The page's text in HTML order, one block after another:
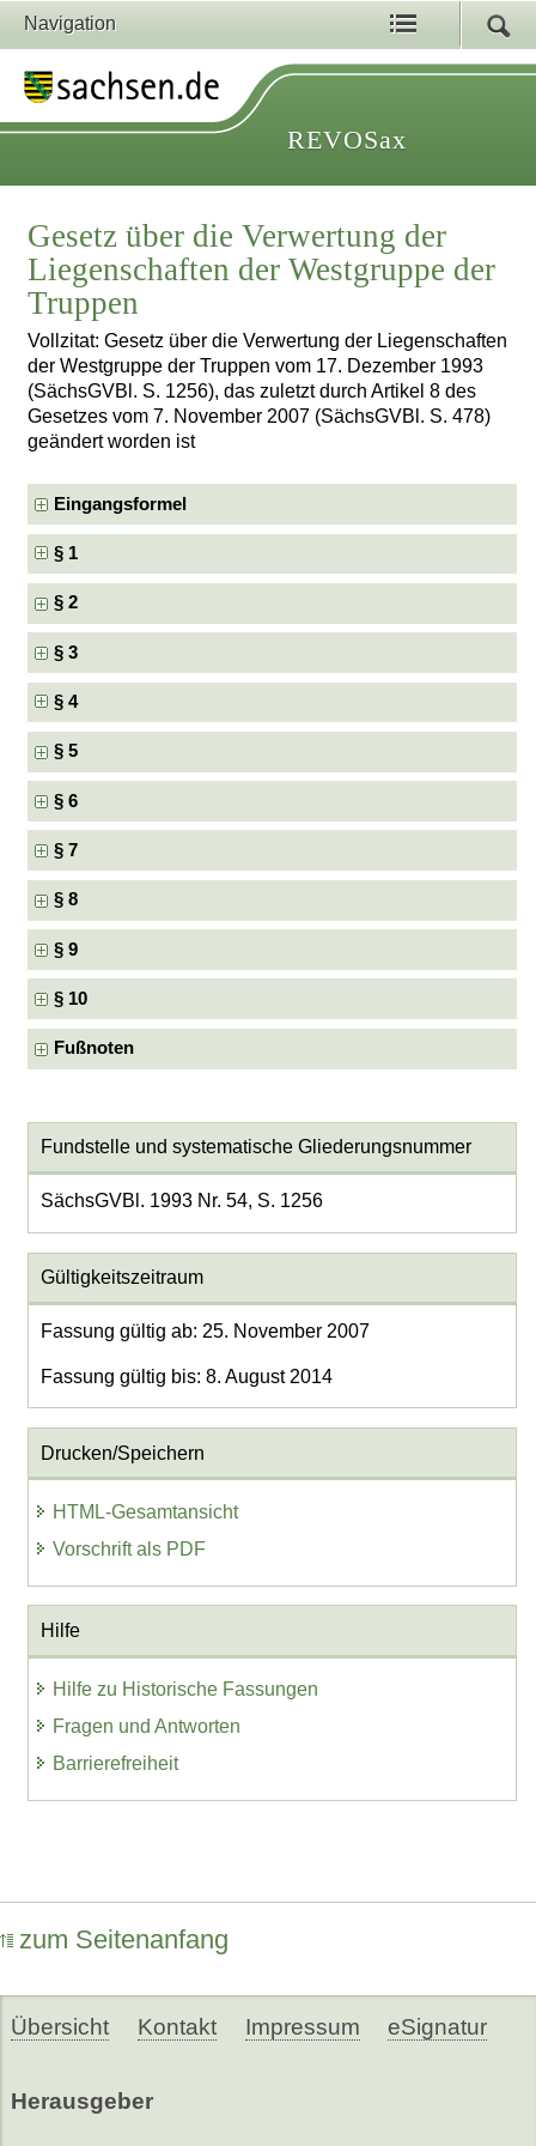
Navigation
REVOSax
Gesetz über die Verwertung der
Liegenschaften der Westgruppe der
Truppen
Vollzitat: Gesetz über die Verwertung der Liegenschaften
der Westgruppe der Truppen vom 17. Dezember 1993
(SächsGVBl. S. 1256), das zuletzt durch Artikel 8 des
Gesetzes vom 7. November 2007 (SächsGVBl. S. 478)
geändert worden ist
Eingangsformel
§ 1
§ 2
§ 3
§ 4
§ 5
§ 6
§ 7
§ 8
§ 9
§ 10
Fußnoten
Fundstelle und systematische Gliederungsnummer
SächsGVBl. 1993 Nr. 54, S. 1256
Gültigkeitszeitraum
Fassung gültig ab: 25. November 2007
Fassung gültig bis: 8. August 2014
Drucken/Speichern
HTML-Gesamtansicht
Vorschrift als PDF
Hilfe
Hilfe zu Historische Fassungen
Fragen und Antworten
Barrierefreiheit
zum Seitenanfang
Übersicht Kontakt Impressum eSignatur
Herausgeber